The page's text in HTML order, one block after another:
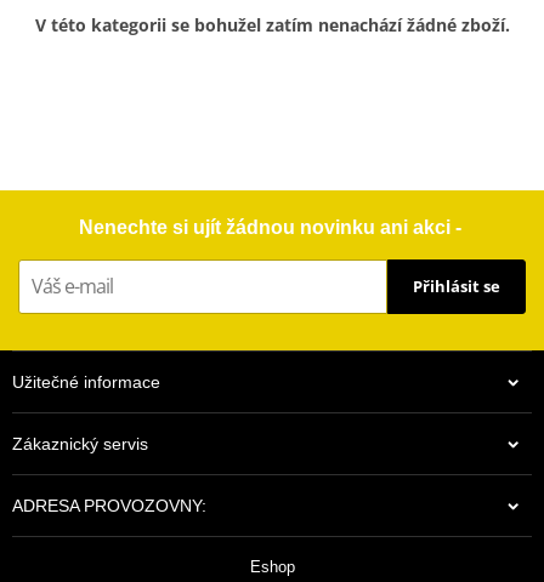
V této kategorii se bohužel zatím nenachází žádné zboží.
Nenechte si ujít žádnou novinku ani akci -
Přihlásit se
Užitečné informace
Zákaznický servis
ADRESA PROVOZOVNY:
Eshop